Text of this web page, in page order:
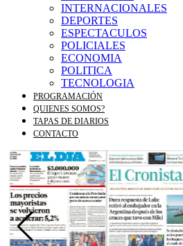
INTERNACIONALES
DEPORTES
ESPECTACULOS
POLICIALES
ECONOMIA
POLITICA
TECNOLOGIA
PROGRAMACIÓN
QUIENES SOMOS?
TAPAS DE DIARIOS
CONTACTO